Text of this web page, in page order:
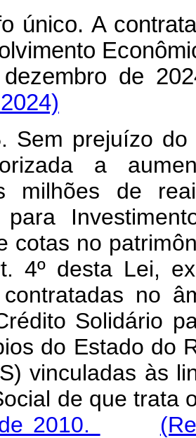
único. A
dezembro
Sem prejuízo
a
milhões de
para
cotas no
4º desta Lei,
no
Solidário
do Estado do
vinculadas às
de que trata
2010.